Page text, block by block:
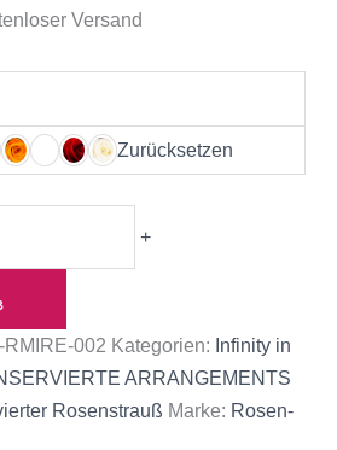
Versand
Zurücksetzen
+
RMIRE-002 Kategorien: Infinity in
ARRANGEMENTS
Rosenstrauß Marke: Rosen-